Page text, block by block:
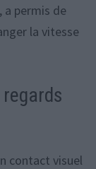
a permis de
la vitesse
contact visuel